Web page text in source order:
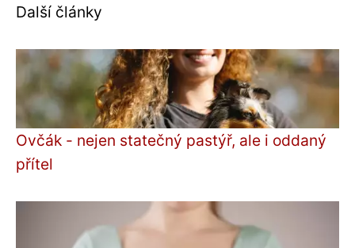
Další články
Ovčák - nejen statečný pastýř, ale i oddaný
přítel